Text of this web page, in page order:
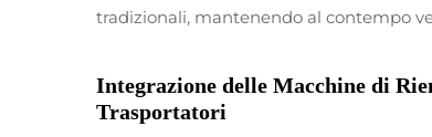
tradizionali, mantenendo al contempo
Integrazione delle Macchine di
Trasportatori